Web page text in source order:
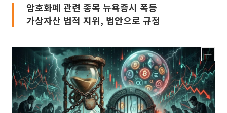
암호화폐 관련 종목 뉴욕증시 폭등
가상자산 법적 지위, 법안으로 규정